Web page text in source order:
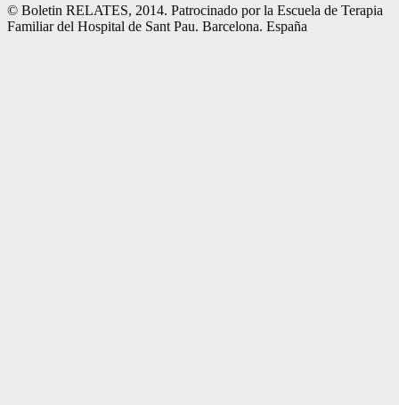
© Boletin RELATES, 2014. Patrocinado por la Escuela de Terapia
Familiar del Hospital de Sant Pau. Barcelona. España